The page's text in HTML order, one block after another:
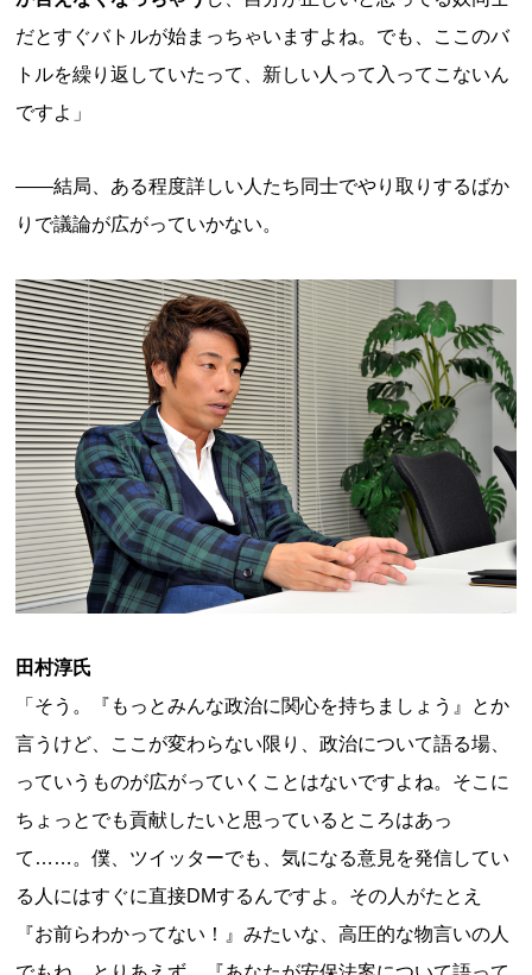
だとすぐバトルが始まっちゃいますよね。でも、ここのバ
トルを繰り返していたって、新しい人って入ってこないん
ですよ」
——結局、ある程度詳しい人たち同士でやり取りするばか
りで議論が広がっていかない。
田村淳氏
「そう。『もっとみんな政治に関心を持ちましょう』とか
言うけど、ここが変わらない限り、政治について語る場、
っていうものが広がっていくことはないですよね。そこに
ちょっとでも貢献したいと思っているところはあっ
て……。僕、ツイッターでも、気になる意見を発信してい
る人にはすぐに直接DMするんですよ。その人がたとえ
『お前らわかってない！』みたいな、高圧的な物言いの人